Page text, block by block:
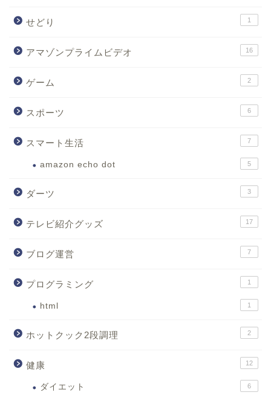
せどり 1
アマゾンプライムビデオ 16
ゲーム 2
スポーツ 6
スマート生活 7
amazon echo dot 5
ダーツ 3
テレビ紹介グッズ 17
ブログ運営 7
プログラミング 1
html 1
ホットクック2段調理 2
健康 12
ダイエット 6